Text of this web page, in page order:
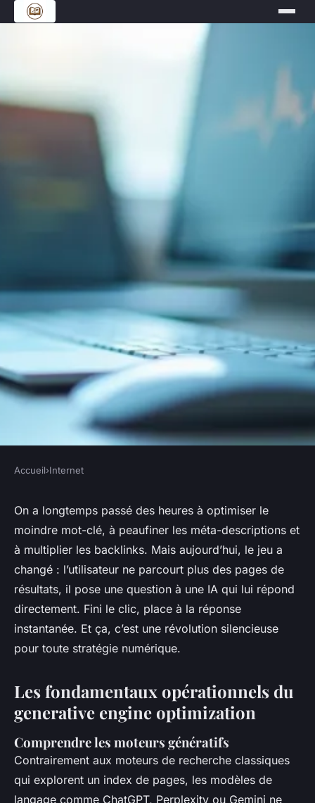
Comment maîtriser le
generative engine
optimization pour augmenter
votre visibilité
Franceline•06/06/2026 09:24•9 min de lecture
Accueil›Internet
On a longtemps passé des heures à optimiser le
moindre mot-clé, à peaufiner les méta-descriptions et
à multiplier les backlinks. Mais aujourd’hui, le jeu a
changé : l’utilisateur ne parcourt plus des pages de
résultats, il pose une question à une IA qui lui répond
directement. Fini le clic, place à la réponse
instantanée. Et ça, c’est une révolution silencieuse
pour toute stratégie numérique.
Les fondamentaux opérationnels du
generative engine optimization
Comprendre les moteurs génératifs
Contrairement aux moteurs de recherche classiques
qui explorent un index de pages, les modèles de
langage comme ChatGPT, Perplexity ou Gemini ne